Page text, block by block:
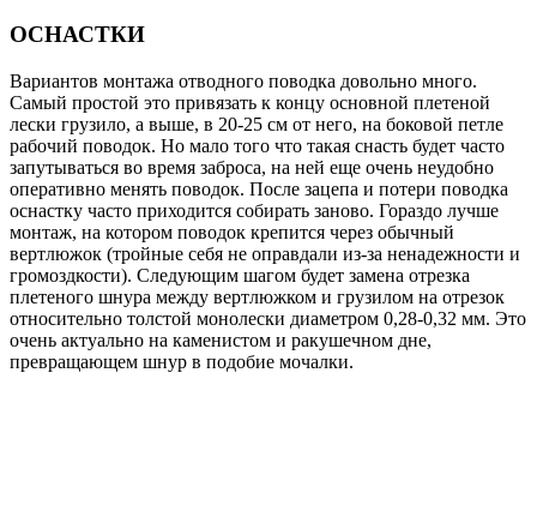
ОСНАСТКИ
Вариантов монтажа отводного поводка довольно много.
Самый простой это привязать к концу основной плетеной
лески грузило, а выше, в 20-25 см от него, на боковой петле
рабочий поводок. Но мало того что такая снасть будет часто
запутываться во время заброса, на ней еще очень неудобно
оперативно менять поводок. После зацепа и потери поводка
оснастку часто приходится собирать заново. Гораздо лучше
монтаж, на котором поводок крепится через обычный
вертлюжок (тройные себя не оправдали из-за ненадежности и
громоздкости). Следующим шагом будет замена отрезка
плетеного шнура между вертлюжком и грузилом на отрезок
относительно толстой монолески диаметром 0,28-0,32 мм. Это
очень актуально на каменистом и ракушечном дне,
превращающем шнур в подобие мочалки.